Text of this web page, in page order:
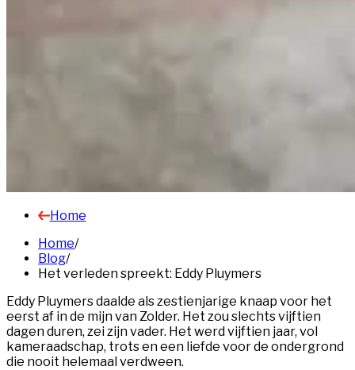
Home
Home/
Blog/
Het verleden spreekt: Eddy Pluymers
Eddy Pluymers daalde als zestienjarige knaap voor het
eerst af in de mijn van Zolder. Het zou slechts vijftien
dagen duren, zei zijn vader. Het werd vijftien jaar, vol
kameraadschap, trots en een liefde voor de ondergrond
die nooit helemaal verdween.